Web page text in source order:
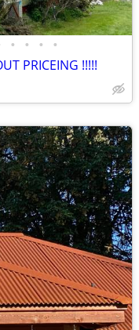
• • • •
PRICEING !!!!!